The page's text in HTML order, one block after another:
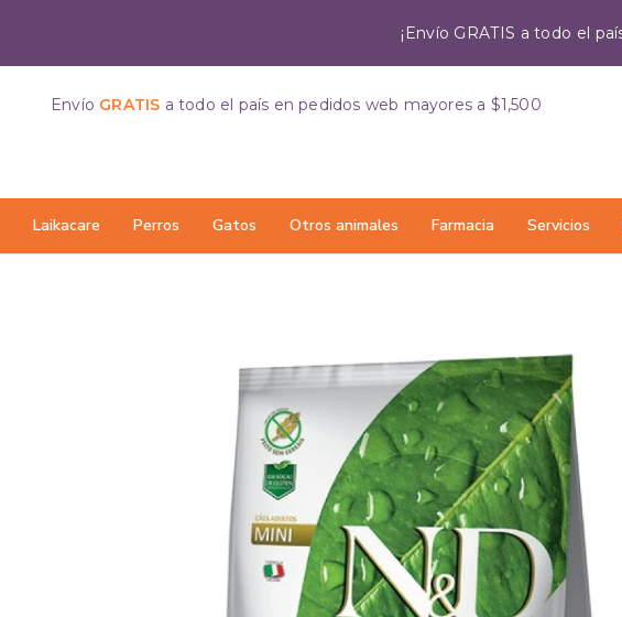
¡Envío GRATIS a todo el
Laikacare Perros Gatos Otros animales Farmacia Servicios
Envío GRATIS a todo el país en pedidos web mayores a $1,500